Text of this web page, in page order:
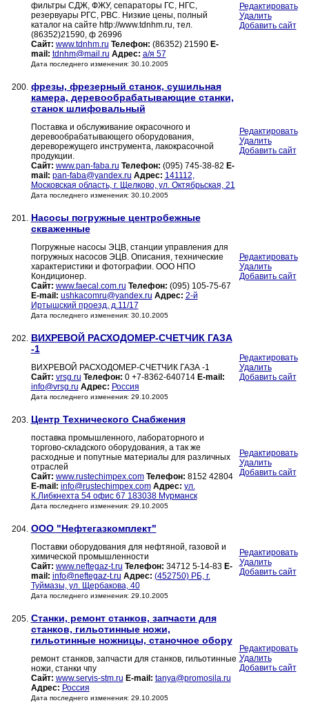
фильтры СДЖ, ФЖУ, сепараторы ГС, НГС,
резервуары РГС, РВС. Низкие цены, полный
каталог на сайте http://www.tdnhm.ru, тел.
(86352)21590, ф 26996
Сайт: www.tdnhm.ru Телефон: (86352) 21590 E-
mail: tdnhm@mail.ru Адрес: а/я 57
Дата последнего изменения: 30.10.2005
Редактировать
Удалить
Добавить сайт
200. фрезы, фрезерный станок, сушильная
камера, деревообрабатывающие станки,
станок шлифовальный
Поставка и обслуживание окрасочного и
деревообрабатывающего оборудования,
дереворежущего инструмента, лакокрасочной
продукции.
Сайт: www.pan-faba.ru Телефон: (095) 745-38-82 E-
mail: pan-faba@yandex.ru Адрес: 141112,
Московская область, г. Щелково, ул. Октябрьская, 21
Дата последнего изменения: 30.10.2005
Редактировать
Удалить
Добавить сайт
201. Насосы погружные центробежные
скваженные
Погружные насосы ЭЦВ, станции управления для
погружных насосов ЭЦВ. Описания, технические
характеристики и фотографии. ООО НПО
Кондиционер.
Сайт: www.faecal.com.ru Телефон: (095) 105-75-67
E-mail: ushkacomru@yandex.ru Адрес: 2-й
Иртышский проезд, д.11/17
Дата последнего изменения: 30.10.2005
Редактировать
Удалить
Добавить сайт
202. ВИХРЕВОЙ РАСХОДОМЕР-СЧЕТЧИК ГАЗА
-1
ВИХРЕВОЙ РАСХОДОМЕР-СЧЕТЧИК ГАЗА -1
Сайт: vrsg.ru Телефон: 0 +7-8362-640714 E-mail:
info@vrsg.ru Адрес: Россия
Дата последнего изменения: 29.10.2005
Редактировать
Удалить
Добавить сайт
203. Центр Технического Снабжения
поставка промышленного, лабораторного и
торгово-складского оборудования, а так же
расходные и попутные материалы для различных
отраслей
Сайт: www.rustechimpex.com Телефон: 8152 42804
E-mail: info@rustechimpex.com Адрес: ул.
К.Либкнехта 54 офис 67 183038 Мурманск
Дата последнего изменения: 29.10.2005
Редактировать
Удалить
Добавить сайт
204. ООО "Нефтегазкомплект"
Поставки оборудования для нефтяной, газовой и
химической промышленности
Сайт: www.neftegaz-t.ru Телефон: 34712 5-14-83 E-
mail: info@neftegaz-t.ru Адрес: (452750) РБ, г.
Туймазы, ул. Щербакова, 40
Дата последнего изменения: 29.10.2005
Редактировать
Удалить
Добавить сайт
205. Станки, ремонт станков, запчасти для
станков, гильотинные ножи,
гильотинные ножницы, станочное обору
ремонт станков, запчасти для станков, гильотинные
ножи, станки чпу
Сайт: www.servis-stm.ru E-mail: tanya@promosila.ru
Адрес: Россия
Дата последнего изменения: 29.10.2005
Редактировать
Удалить
Добавить сайт